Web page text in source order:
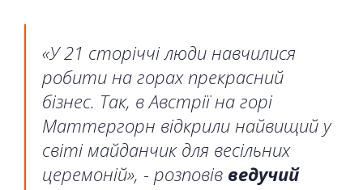
«У 21 сторіччі люди навчилися
робити на горах прекрасний
бізнес. Так, в Австрії на горі
Маттергорн відкрили найвищий у
світі майданчик для весільних
церемоній», - розповів ведучий